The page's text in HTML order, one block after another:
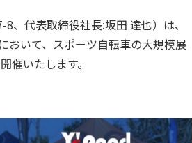
、代表取締役社長:坂田 達也）は、
おいて、スポーツ自転車の大規模展
催いたします。